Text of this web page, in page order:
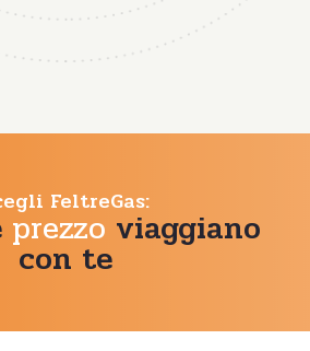
FeltreGas:
prezzo viaggiano
con te